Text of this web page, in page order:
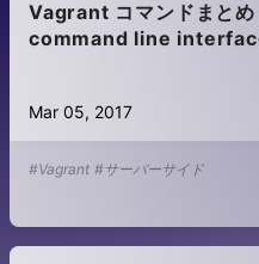
Vagrant コマンドまと
command line
Mar 05, 2017
#Vagrant #サーバーサイド